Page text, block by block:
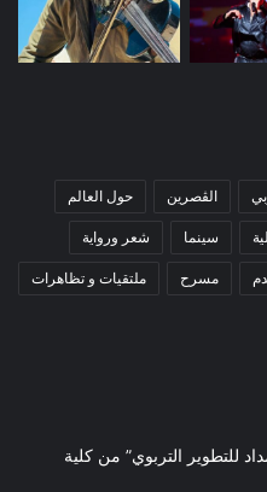
الڨصرين حول العالم
سينما شعر ورواية
مسرح ملتقيات و تظاهرات
للتطوير التربوي” من كلية